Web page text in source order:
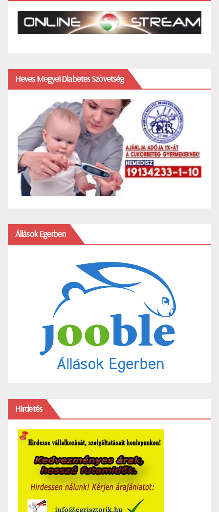
Heves Megyei Diabetes Szövetség
Állások Egerben
Hirdetés